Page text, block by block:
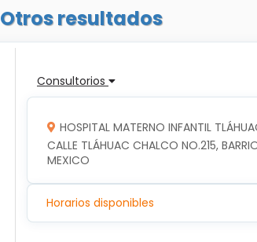
Otros resultados
Consultorios
HOSPITAL MATERNO INFANTIL
CALLE TLÁHUAC CHALCO NO.215,
MEXICO
Horarios disponibles